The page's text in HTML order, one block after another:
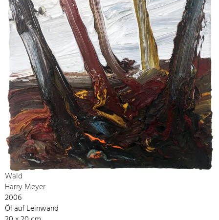
Wald
Harry Meyer
2006
Öl auf Leinwand